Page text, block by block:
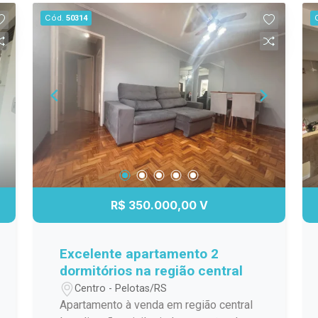
clientes, fornecedores e colaboradores.
Localização: Situada no bairro Areal, em
Pelotas, o imóvel está instalado no
tradicional endereço onde funcionava a
antiga Ferragem Iguatemi. Vale ainda
destacar o acesso facilitado às
avenidas Ildefonso Simões Lopes e
São Francisco de Paula, além de estar
em uma via asfaltada e com alto fluxo
de movimentação, incluindo linha de
ônibus passando em frente ao local,
proporcionando ótima exposição para
empresas e facilitando a logística de
Descrição do imóvel: O imóvel conta
com uma estrutura ampla e adaptável,
permitindo diferentes configurações de
layout conforme a necessidade da
Cód. 50314
R$ 350.000,00 V
Excelente apartamento 2
dormitórios na região central
Centro - Pelotas/RS
Apartamento à venda em região central